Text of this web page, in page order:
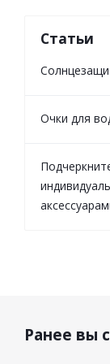
Статьи
Очки для
Ранее вы